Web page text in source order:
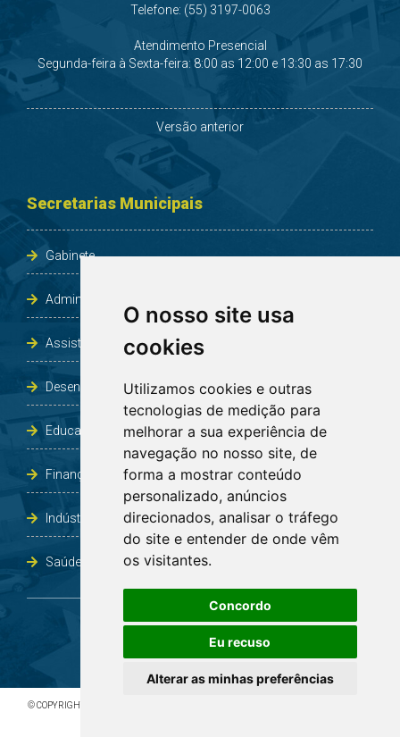
O nosso site usa
cookies
Utilizamos cookies e outras
tecnologias de medição para
melhorar a sua experiência de
navegação no nosso site, de
forma a mostrar conteúdo
personalizado, anúncios
direcionados, analisar o tráfego
do site e entender de onde vêm
os visitantes.
Concordo
Eu recuso
Alterar as minhas preferências
Telefone: (55) 3197-0063
Atendimento Presencial
Segunda-feira à Sexta-feira: 8:00 as 12:00 e 13:30 as 17:30
Versão anterior
Secretarias Municipais
Gabinete
Administração e Planejamento
Assistência Social e Habitação
Desenvolvimento e Obras
Educação, Cultura, Desporto, Lazer e Turismo
Finanças
Indústria, Comércio, Agricultura e Meio Ambiente
Saúde
© COPYRIGHT 2026 - TODOS OS DIREITOS RESERVADOS À PREFEITURA DE BOA VISTA DO